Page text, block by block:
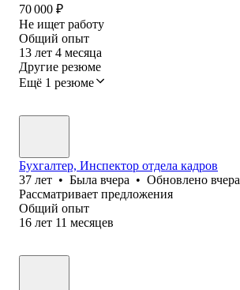
70 000 ₽
Не ищет работу
Общий опыт
13 лет 4 месяца
Другие резюме
Ещё 1 резюме
Бухгалтер, Инспектор отдела кадров
37 лет • Была вчера • Обновлено вчера
Рассматривает предложения
Общий опыт
16 лет 11 месяцев